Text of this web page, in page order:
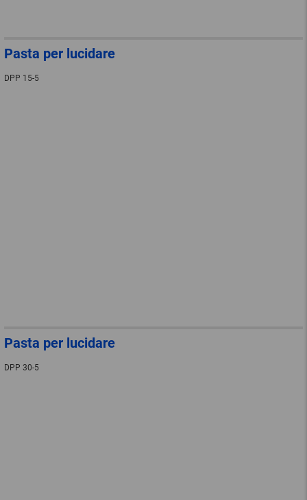
Pasta per lucidare
DPP 15-5
Pasta per lucidare
DPP 30-5